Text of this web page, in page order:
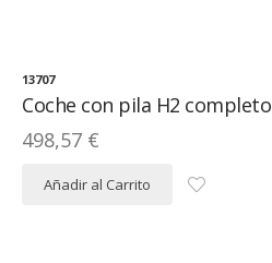
13707
Coche con pila H2 completo
498,57 €
Añadir al Carrito